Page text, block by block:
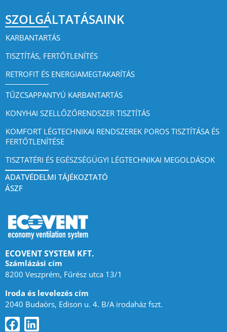
SZOLGÁLTATÁSAINK
KARBANTARTÁS
TISZTÍTÁS, FERTŐTLENÍTÉS
RETROFIT ÉS ENERGIAMEGTAKARÍTÁS
TŰZCSAPPANTYÚ KARBANTARTÁS
KONYHAI SZELLŐZŐRENDSZER TISZTÍTÁS
KOMFORT LÉGTECHNIKAI RENDSZEREK POROS TISZTÍTÁSA ÉS
FERTŐTLENÍTÉSE
TISZTATÉRI ÉS EGÉSZSÉGÜGYI LÉGTECHNIKAI MEGOLDÁSOK
ADATVÉDELMI TÁJÉKOZTATÓ
ÁSZF
ECOVENT SYSTEM KFT.
Számlázási cím
8200 Veszprém, Fűrész utca 13/1
Iroda és levelezés cím
2040 Budaörs, Edison u. 4. B/A irodaház fszt.